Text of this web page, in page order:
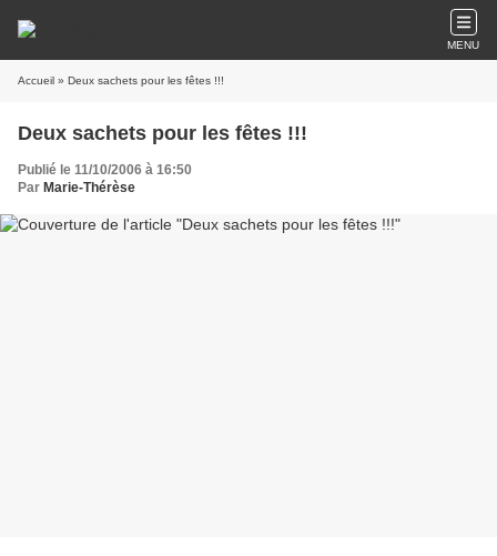
MENU
Accueil » Deux sachets pour les fêtes !!!
Deux sachets pour les fêtes !!!
Publié le 11/10/2006 à 16:50
Par Marie-Thérèse